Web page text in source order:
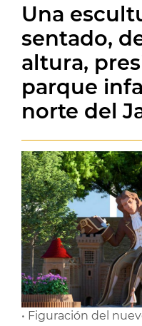
Una
sentado,
altura,
parque
norte del
• Figuración del